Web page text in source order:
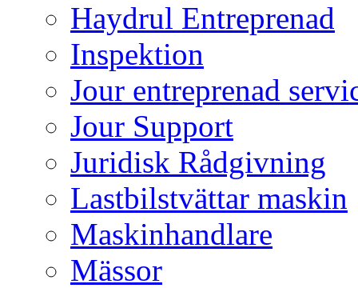
Haydrul Entreprenad
Inspektion
Jour entreprenad
Jour Support
Juridisk Rådgivning
Lastbilstvättar maskin
Maskinhandlare
Mässor